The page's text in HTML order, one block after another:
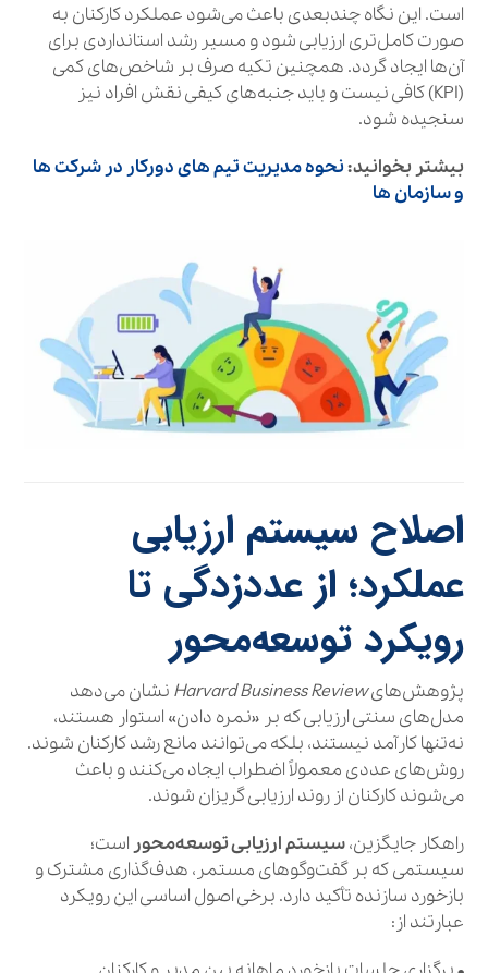
است. این نگاه چندبعدی باعث می‌شود عملکرد کارکنان به
صورت کامل‌تری ارزیابی شود و مسیر رشد استانداردی برای
آن‌ها ایجاد گردد. همچنین تکیه صرف بر شاخص‌های کمی
(KPI) کافی نیست و باید جنبه‌های کیفی نقش افراد نیز
سنجیده شود.
بیشتر بخوانید:نحوه مدیریت تیم های دورکار در شرکت ها
و سازمان ها
اصلاح سیستم ارزیابی
عملکرد؛ از عددزدگی تا
رویکرد توسعه‌محور
پژوهش‌هایHarvard Business Review نشان می‌دهد
مدل‌های سنتی ارزیابی که بر «نمره دادن» استوار هستند،
نه‌تنها کارآمد نیستند، بلکه می‌توانند مانع رشد کارکنان شوند.
روش‌های عددی معمولاً اضطراب ایجاد می‌کنند و باعث
می‌شوند کارکنان از روند ارزیابی گریزان شوند.
راهکار جایگزین،سیستم ارزیابی توسعه‌محور است؛
سیستمی که بر گفت‌وگوهای مستمر، هدف‌گذاری مشترک و
بازخورد سازنده تأکید دارد. برخی اصول اساسی این رویکرد
عبارتند از: